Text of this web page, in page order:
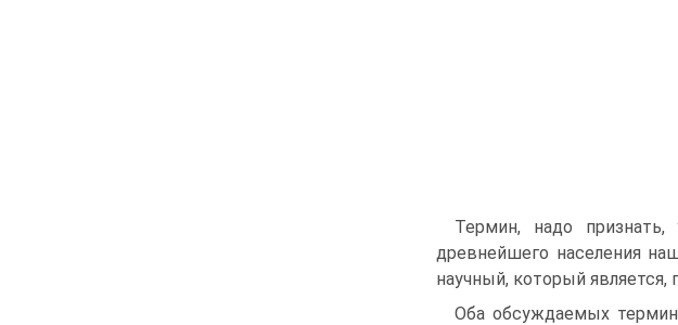
Термин, надо признать,
древнейшего населения
научный, который является,
Оба обсуждаемых